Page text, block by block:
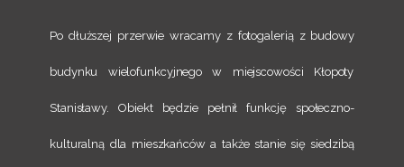
Po dłuższej przerwie wracamy z fotogalerią z budowy
budynku wielofunkcyjnego w miejscowości Kłopoty
Stanisławy. Obiekt będzie pełnił funkcję społeczno-
kulturalną dla mieszkańców a także stanie się siedzibą